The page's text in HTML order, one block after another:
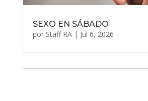
SEXO EN SÁBADO
por Staff RA| Jul 6, 2026